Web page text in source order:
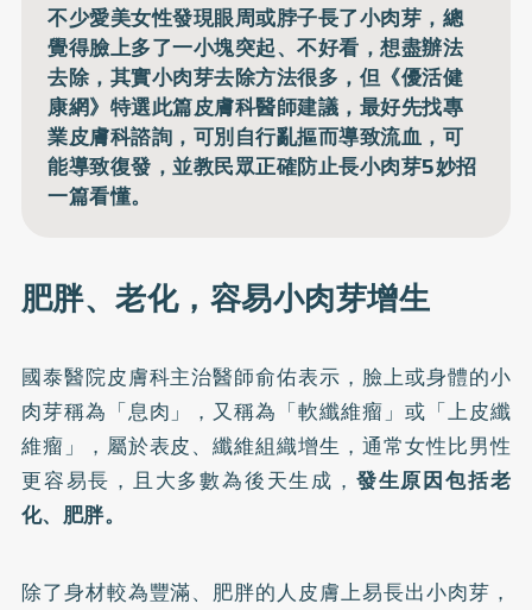
不少愛美女性發現眼周或脖子長了小肉芽，總
覺得臉上多了一小塊突起、不好看，想盡辦法
去除，其實小肉芽去除方法很多，但《優活健
康網》特選此篇皮膚科醫師建議，最好先找專
業皮膚科諮詢，可別自行亂摳而導致流血，可
能導致復發，並教民眾正確防止長小肉芽5妙招
一篇看懂。
肥胖、老化，容易小肉芽增生
國泰醫院皮膚科主治醫師俞佑表示，臉上或身體的小
肉芽稱為「息肉」，又稱為「軟纖維瘤」或「上皮纖
維瘤」，屬於表皮、纖維組織增生，通常女性比男性
更容易長，且大多數為後天生成， 發生原因包括老
化、肥胖。
除了身材較為豐滿、肥胖的人皮膚上易長出小肉芽，